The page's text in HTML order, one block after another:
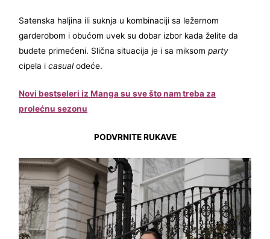
Satenska haljina ili suknja u kombinaciji sa ležernom
garderobom i obućom uvek su dobar izbor kada želite da
budete primećeni. Slična situacija je i sa miksomparty
cipela icasualodeće.
Novi bestseleri iz Manga su sve što nam treba za
prolećnu sezonu
PODVRNITE RUKAVE